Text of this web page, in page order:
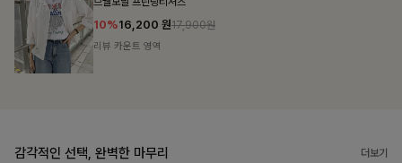
감각적인 선택, 완벽한 마무리 더보기